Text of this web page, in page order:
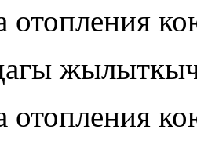
отопления
отопления